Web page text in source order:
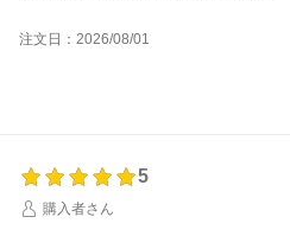
注文日：2026/08/01
5
購入者さん